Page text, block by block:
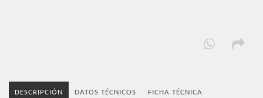
DESCRIPCIÓN DATOS TÉCNICOS FICHA TÉCNICA